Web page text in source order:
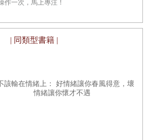
提升自我肯定感
人特色與快樂
刻意施壓」
說的話嘛！」
己甚嚴的人。
，但本書提到的許多例子，都可以套用
自滿，不斷自我成長」，但其實就是陷
中。
某個不斷精益求精的成功人士相比，進
作一次，馬上專注！
| 同類型書籍 |
該輸在情緒上： 好情緒讓你春風得意，壞
情緒讓你懷才不遇